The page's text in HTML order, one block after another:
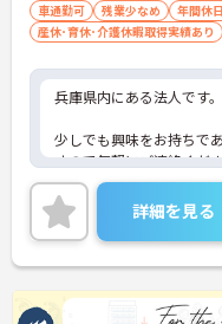
車通勤可 残業少なめ 年間休
産休･育休･介護休暇取得実績あり
兵庫県内にある法人です。
少しでも興味をお持ちで
すので気軽にご連絡くだ
詳細を見る